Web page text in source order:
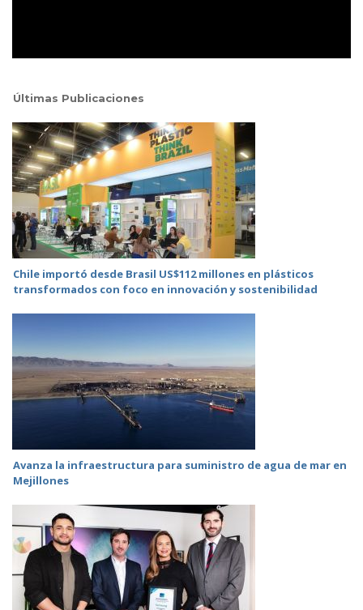
Últimas Publicaciones
Chile importó desde Brasil US$112 millones en plásticos
transformados con foco en innovación y sostenibilidad
Avanza la infraestructura para suministro de agua de mar en
Mejillones